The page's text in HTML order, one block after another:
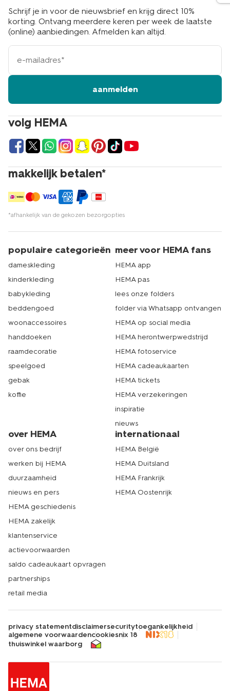
volg HEMA
makkelijk betalen*
*afhankelijk van de gekozen bezorgopties
Schrijf je in voor de nieuwsbrief en krijg direct 10%
korting. Ontvang meerdere keren per week de laatste
(online) aanbiedingen. Afmelden kan altijd.
e-
mailadres
aanmelden
populaire categorieën
dameskleding
kinderkleding
babykleding
beddengoed
woonaccessoires
handdoeken
raamdecoratie
speelgoed
gebak
koffie
meer voor HEMA fans
HEMA app
HEMA pas
lees onze folders
folder via Whatsapp ontvangen
HEMA op social media
HEMA herontwerpwedstrijd
HEMA fotoservice
HEMA cadeaukaarten
HEMA tickets
HEMA verzekeringen
inspiratie
nieuws
over HEMA
over ons bedrijf
werken bij HEMA
duurzaamheid
nieuws en pers
HEMA geschiedenis
HEMA zakelijk
klantenservice
actievoorwaarden
saldo cadeaukaart opvragen
partnerships
retail media
internationaal
HEMA België
HEMA Duitsland
HEMA Frankrijk
HEMA Oostenrijk
privacy statementdisclaimersecuritytoegankelijkheid
algemene voorwaardencookiesnix 18
thuiswinkel waarborg